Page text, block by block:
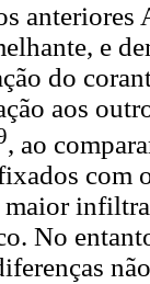
anteriores
e
do
aos
, ao
com
No